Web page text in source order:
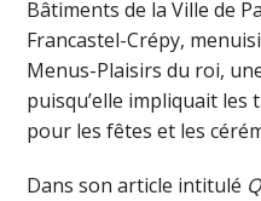
Bâtiments de la Ville de
Francastel-Crépy,
Menus-Plaisirs du roi,
puisqu’elle impliquait les
pour les fêtes et les
Dans son article intitulé